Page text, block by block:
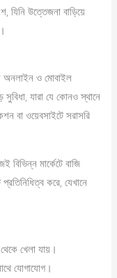
যিনি উত্তেজনা বাড়িয়ে
অনলাইন ও মোবাইল
যারা যে কোনও স্থানে
বা ওয়েবসাইটে সরাসরি
বিভিন্ন মার্কেটে বাজি
করে, যেখানে
খেলা যায়।
যোগাযোগ।